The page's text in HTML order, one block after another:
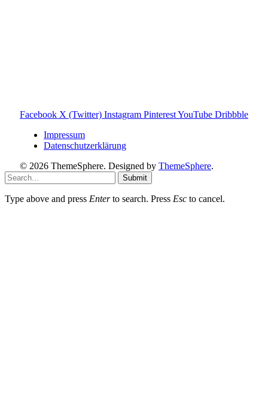
Facebook X (Twitter) Instagram PinterestYouTube Dribbble
Impressum
Datenschutzerklärung
© 2026 ThemeSphere. Designed by ThemeSphere.
Submit
Type above and press Enterto search. Press Esc to cancel.